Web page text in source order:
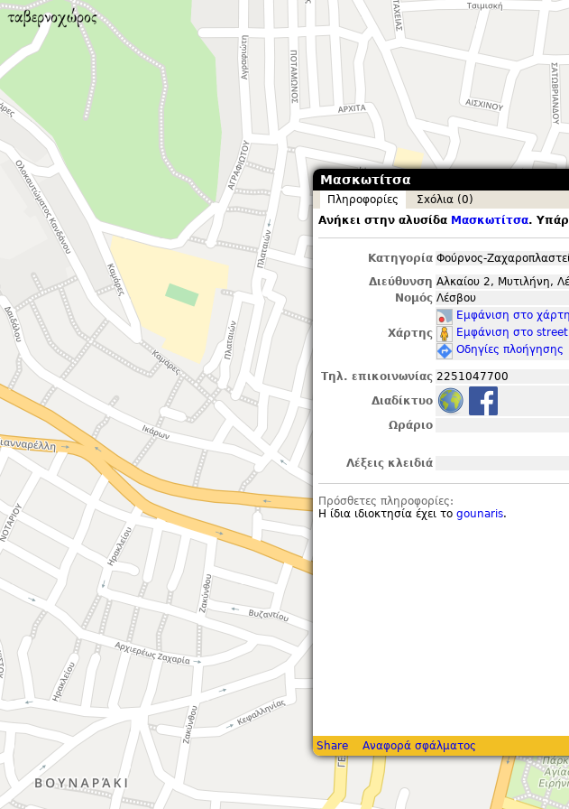
Μασκωτίτσα
Πληροφορίες
Σxόλια (0)
Ανήκει στην αλυσίδα Μασκωτίτσα.
Κατηγορία Φούρνος-
Διεύθυνση Αλκαίου 2, Μυτιλήνη,
Νομός Λέσβου
Χάρτης
Εμφάνιση στο χάρτη
Εμφάνιση στο
Οδηγίες πλοήγησης
Τηλ. επικοινωνίας 2251047700
Διαδίκτυο
Ωράριο
Λέξεις κλειδιά
Πρόσθετες πληροφορίες:
Η ίδια ιδιοκτησία έχει το gounaris.
Share Αναφορά σφάλματος